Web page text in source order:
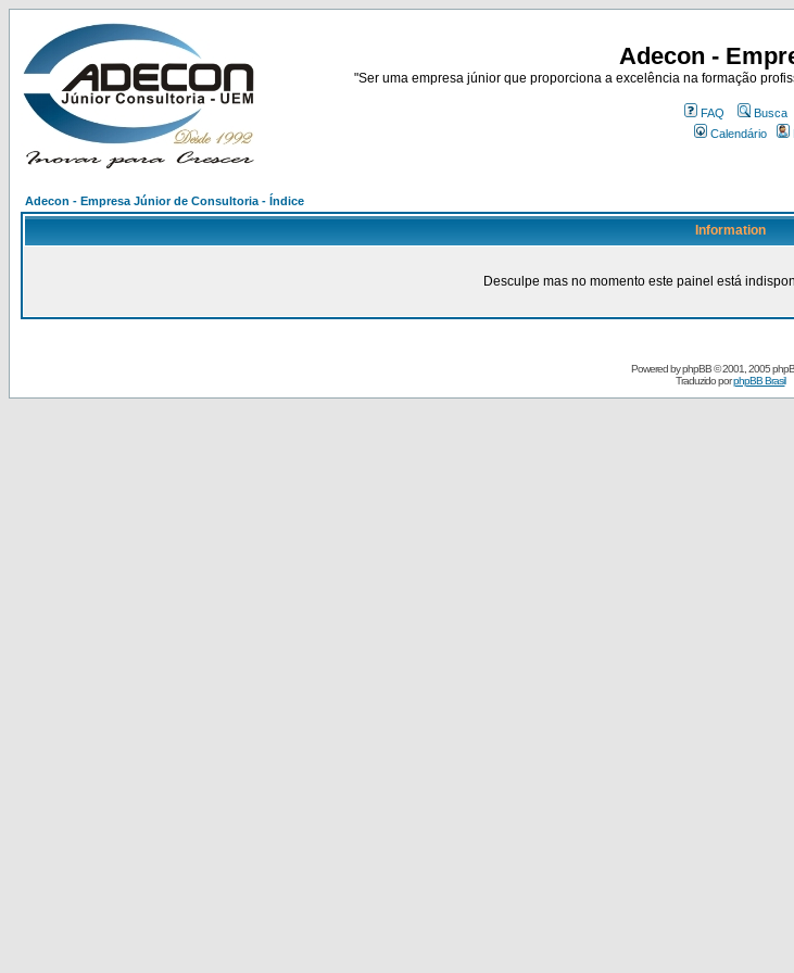
Adecon -
"Ser uma empresa júnior que proporciona a excelência na formação
FAQ Busca
Calendário
Adecon - Empresa Júnior de Consultoria - Índice
Information
Desculpe mas no momento este painel está
Powered byphpBB© 2001, 2005
Traduzido porphpBB Brasil